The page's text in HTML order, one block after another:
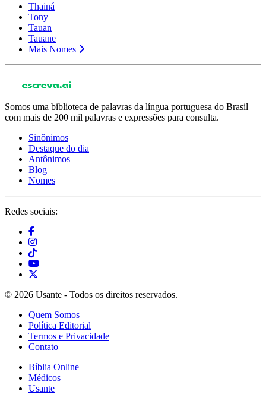
Thainá
Tony
Tauan
Tauane
Mais Nomes
Somos uma biblioteca de palavras da língua portuguesa do Brasil
com mais de 200 mil palavras e expressões para consulta.
Sinônimos
Destaque do dia
Antônimos
Blog
Nomes
Redes sociais:
© 2026 Usante - Todos os direitos reservados.
Quem Somos
Política Editorial
Termos e Privacidade
Contato
Bíblia Online
Médicos
Usante